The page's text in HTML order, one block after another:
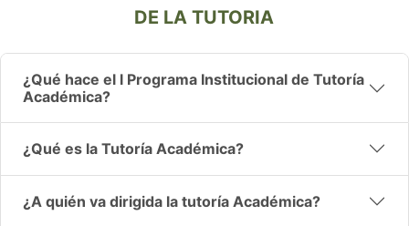
DE LA TUTORIA
¿Qué hace el l Programa Institucional de Tutoría
Académica?
¿Qué es la Tutoría Académica?
¿A quién va dirigida la tutoría Académica?